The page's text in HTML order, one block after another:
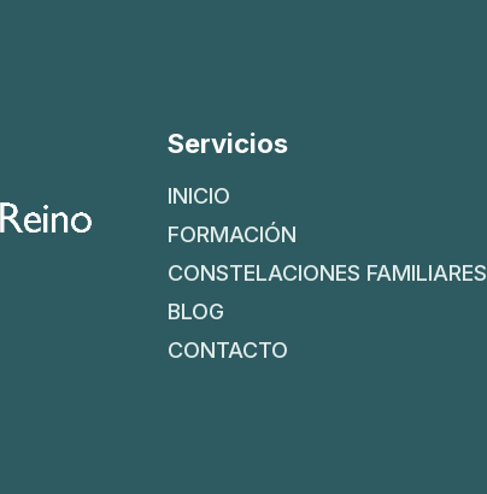
Servicios
INICIO
FORMACIÓN
CONSTELACIONES FAMILIARES
BLOG
CONTACTO